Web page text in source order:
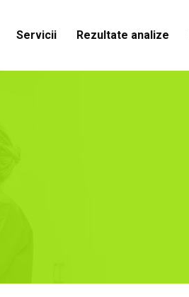
Servicii Rezultate analize